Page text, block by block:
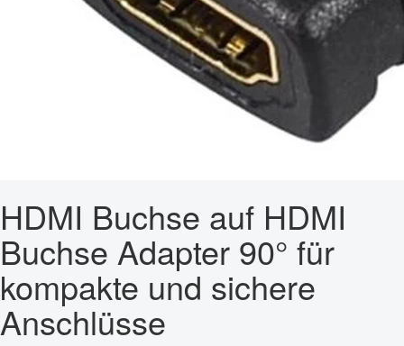
HDMI Buchse auf HDMI
Buchse Adapter 90° für
kompakte und sichere
Anschlüsse